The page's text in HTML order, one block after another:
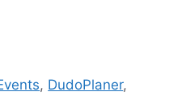
, DudoPlaner,